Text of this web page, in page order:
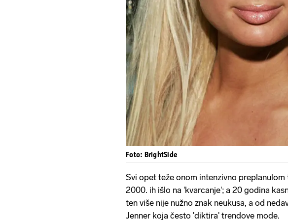
Foto: BrightSide
Svi opet teže onom intenzivno preplanulom
2000. ih išlo na 'kvarcanje'; a 20 godina
ten više nije nužno znak neukusa, a od
Jenner koja često 'diktira' trendove mode.